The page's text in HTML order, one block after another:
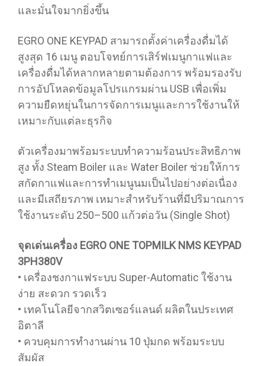
และมั่นใจมากยิ่งขึ้น
EGRO ONE KEYPAD สามารถตั้งค่าเครื่องดื่มได้
สูงสุด 16 เมนู ตอบโจทย์การเสิร์ฟเมนูกาแฟและ
เครื่องดื่มได้หลากหลายตามต้องการ พร้อมรองรับ
การอัปโหลดข้อมูลโปรแกรมผ่าน USB เพื่อเพิ่ม
ความยืดหยุ่นในการจัดการเมนูและการใช้งานให้
เหมาะกับแต่ละธุรกิจ
ตัวเครื่องมาพร้อมระบบทำความร้อนประสิทธิภาพ
สูง ทั้ง Steam Boiler และ Water Boiler ช่วยให้การ
สกัดกาแฟและการทำเมนูนมเป็นไปอย่างต่อเนื่อง
และมีเสถียรภาพ เหมาะสำหรับร้านที่มีปริมาณการ
ใช้งานระดับ 250–500 แก้วต่อวัน (Single Shot)
จุดเด่นเครื่อง EGRO ONE TOPMILK NMS KEYPAD
3PH380V
• เครื่องชงกาแฟระบบ Super-Automatic ใช้งาน
ง่าย สะดวก รวดเร็ว
• เทคโนโลยีจากสวิตเซอร์แลนด์ ผลิตในประเทศ
อิตาลี
• ควบคุมการทำงานผ่าน 10 ปุ่มกด พร้อมระบบ
สัมผัส